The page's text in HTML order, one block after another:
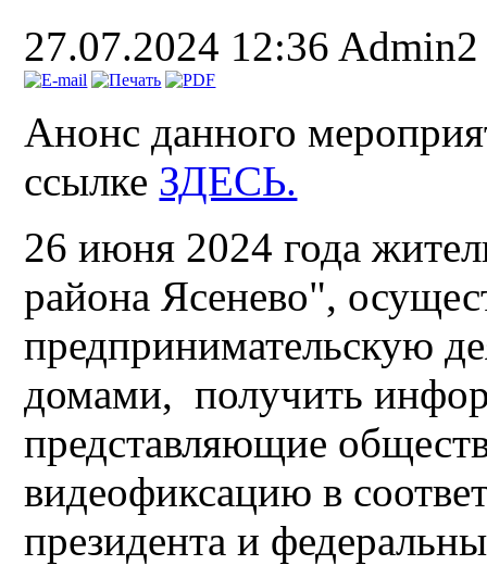
27.07.2024 12:36 Admin2
Анонс данного
ссылке ЗДЕСЬ.
26 июня 2024 года
района Ясенево",
предпринимательскую
домами, получить
представляющие
видеофиксацию в
президента и